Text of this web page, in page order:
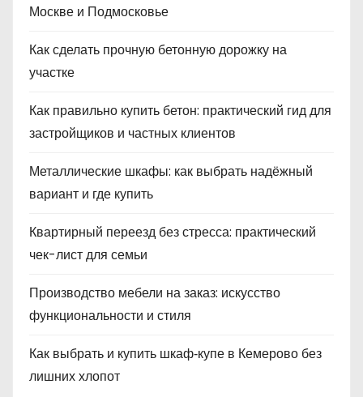
Москве и Подмосковье
Как сделать прочную бетонную дорожку на
участке
Как правильно купить бетон: практический гид для
застройщиков и частных клиентов
Металлические шкафы: как выбрать надёжный
вариант и где купить
Квартирный переезд без стресса: практический
чек-лист для семьи
Производство мебели на заказ: искусство
функциональности и стиля
Как выбрать и купить шкаф‑купе в Кемерово без
лишних хлопот